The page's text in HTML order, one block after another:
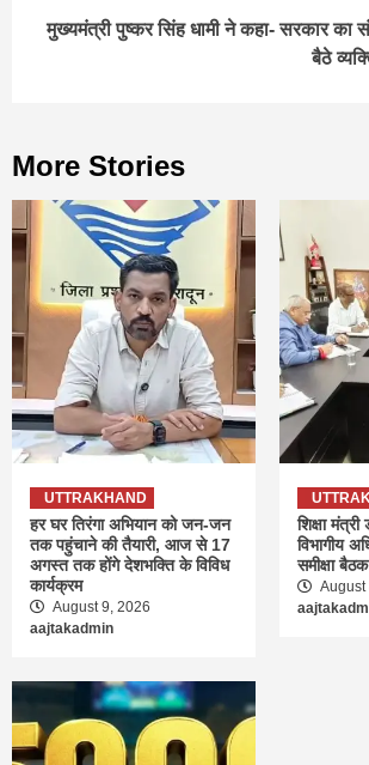
मुख्यमंत्री पुष्कर सिंह धामी ने कहा- सरकार का
बैठे
More Stories
UTTRAKHAND
हर घर तिरंगा अभियान को जन-जन
तक पहुंचाने की तैयारी, आज से 17
अगस्त तक होंगे देशभक्ति के विविध
कार्यक्रम
August 9, 2026
aajtakadmin
शिक्षा
विभागीय
समीक्षा बैठक
August